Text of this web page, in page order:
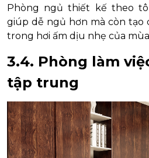
Phòng ngủ thiết kế theo
giúp dễ ngủ hơn mà còn tạo
trong hơi ấm dịu nhẹ của
3.4. Phòng làm
tập trung